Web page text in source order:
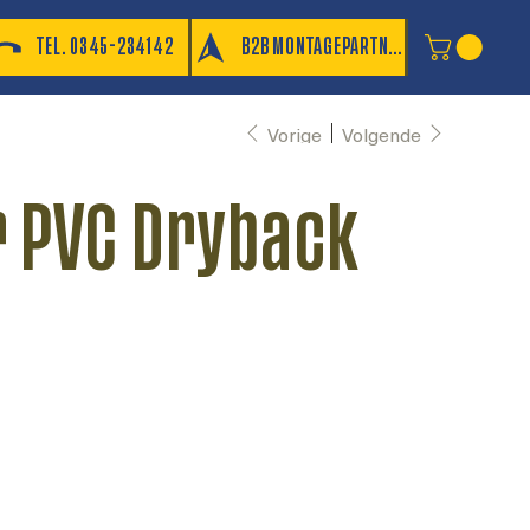
TEL. 0345-234142 B2B MONTAGEPARTNER
Vorige Volgende
Dryback